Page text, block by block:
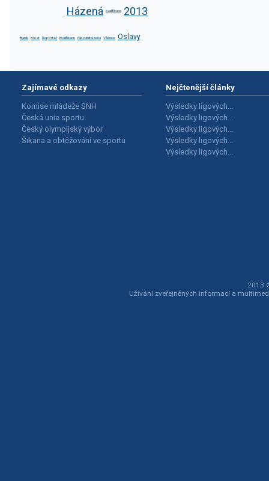
Házená kvalifikace 2013
Baník Most Reportáž Kvalifikace národníházená Všenice Oslavy
Zajímavé odkazy
Komise mládeže SNH
Česká unie sportu
Český olympijský výbor
Šikana a obtěžování ve sportu
Nejčtenější články
Výsledky ligových...
Výsledky ligových...
Výsledky ligových...
Výsledky ligových...
Výsledky ligových...
2013
Užívání zveřejněných informací a